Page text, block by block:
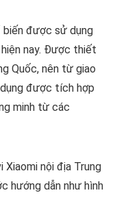
biến được sử dụng
nay. Được thiết
Quốc, nên từ giao
được tích hợp
minh từ các
nội địa Trung
hướng dẫn như hình